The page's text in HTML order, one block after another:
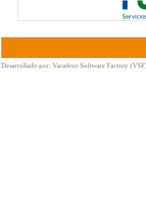
Desarrollado por: Varadero Software Factory (VSF)